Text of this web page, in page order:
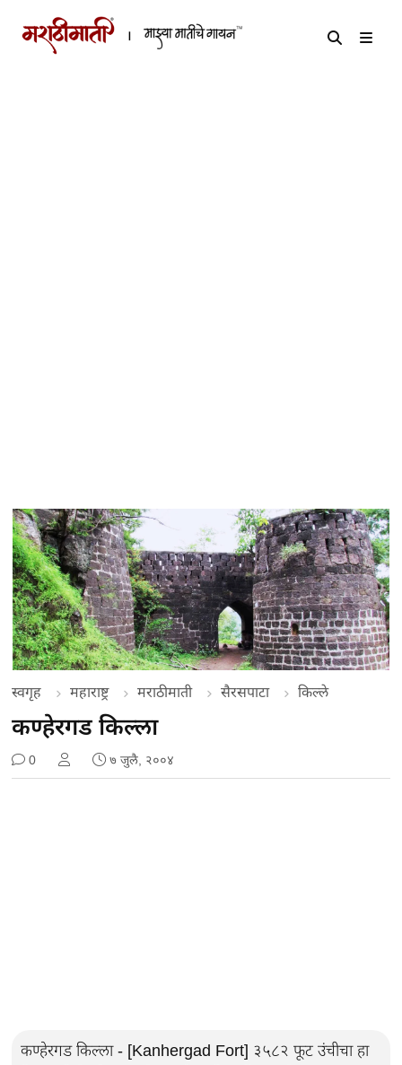
स्वगृह महाराष्ट्र मराठीमाती सैरसपाटा किल्ले
कण्हेरगड किल्ला
0 ७ जुलै, २००४
कण्हेरगड किल्ला - [Kanhergad Fort] ३५८२ फूट उंचीचा हा